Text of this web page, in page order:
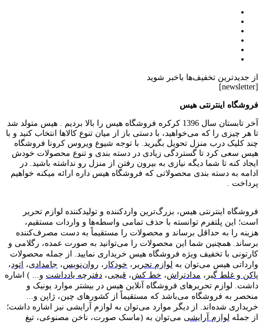
از جدیدترین تخفیف‌ها باخبر شوید
[newsletter]
فروشگاه اینترنتی هیس
آخر تابستان سال 1396 کرکره فروشگاه هیس را بالا بردیم . هیس متولد شد
تا هر چیزی را که می‌خواهید، با دستی باز از میان تنوع کالاها انتخاب کنید و با
چند کلیک درب منزل تحویل بگیرید. با توجه شیوع ویروس کرونا فروشگاه
هیس سعی کرد تا گستردگی زیادی در دسته بندی و تنوع محصولات خودش
ایجاد کنه تا شما دیگه نیازی به بیرون رفتن از منزل رو نداشته باشید. در
ادامه به دسته بندی محصولاتی که فروشگاه هیس داره ارائه میکنه خواهیم
پرداخت .
فروشگاه اینترنتی هیس، بزرگ‌ترین وارد‌کننده و تولید‌کننده لوازم تحریر
است؛ این پلتفرم توانسته با حذف تمامی واسطه‌ها و واردات مستقیم،
هزینه را به حداقل برساند و محصولات را مستقیماً به دست مصرف‌کننده
برساند. همچنین شما این محصولات را می‌توانید به صورت عمده، رگلامی و
کارتونی با تخفیف ویژه فروشگاه هیس خریداری نمایید. از جمله محصولات
وارداتی هیس می‌توان به لوازم تحریر ، خودکار ، روان‌نویس، جامدادی، اتود،
پاکن و غلط گیر ، مدادتراش، خط کش، قیچی، دفترچه یادداشت و... ) اشاره
داشت. لوازم تحریر‌های فروشگاه آنلاین هیس در بیشتر موارد یونیک و
منحصر به فروشگاه می‌باشد که مستقیماً از کشور‌های چین، ژاپن و...
خریداری شده‌اند. از دیگر موارد می‌توان به لوازم آرایشی نیز اشاره داشت؛
از جمله لوازم آرایشی می‌توان به (ماسک صورت، ناخن مصنوعی، تیغ